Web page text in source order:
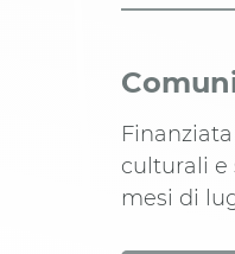
culturali e
mesi di